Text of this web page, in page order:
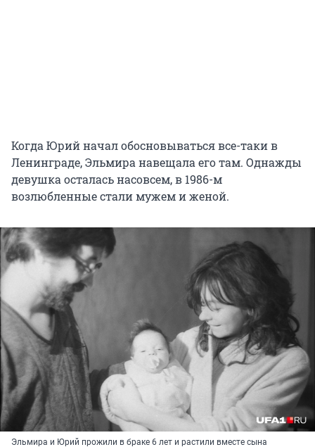
Когда Юрий начал обосновываться все-таки в
Ленинграде, Эльмира навещала его там. Однажды
девушка осталась насовсем, в 1986-м
возлюбленные стали мужем и женой.
Эльмира и Юрий прожили в браке 6 лет и растили вместе сына